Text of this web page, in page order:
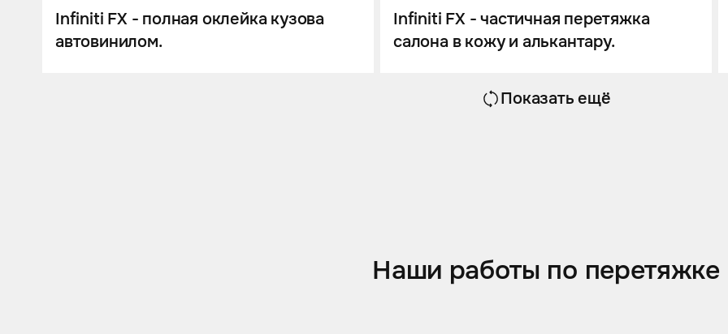
Infiniti FX - полная оклейка кузова
автовинилом.
Infiniti FX - частичная перетяжка
салона в кожу и алькантару.
Показать ещё
Наши работы по перетяжке